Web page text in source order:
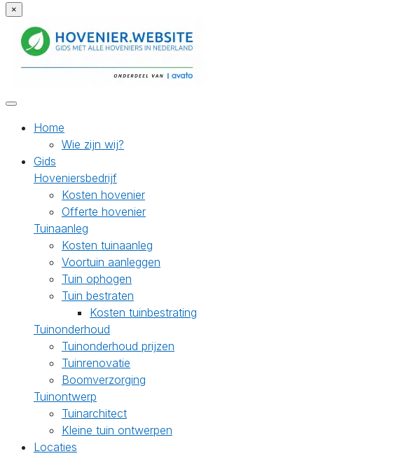
×
Home
Wie zijn wij?
Gids
Hoveniersbedrijf
Kosten hovenier
Offerte hovenier
Tuinaanleg
Kosten tuinaanleg
Voortuin aanleggen
Tuin ophogen
Tuin bestraten
Kosten tuinbestrating
Tuinonderhoud
Tuinonderhoud prijzen
Tuinrenovatie
Boomverzorging
Tuinontwerp
Tuinarchitect
Kleine tuin ontwerpen
Locaties